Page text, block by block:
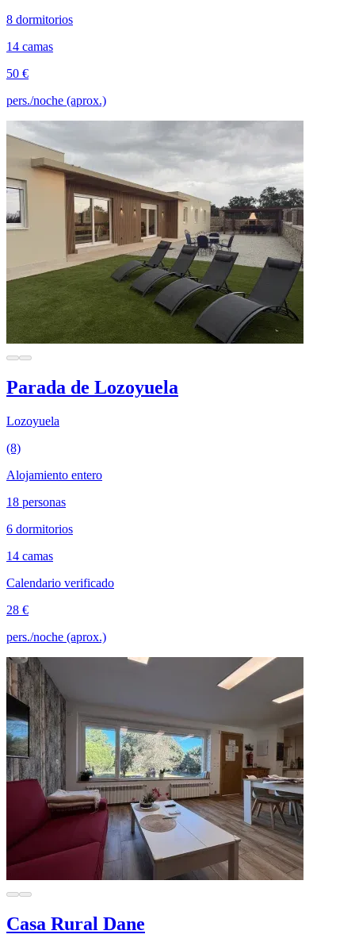
8 dormitorios
14 camas
50 €
pers./noche (aprox.)
Parada de Lozoyuela
Lozoyuela
(8)
Alojamiento entero
18 personas
6 dormitorios
14 camas
Calendario verificado
28 €
pers./noche (aprox.)
Casa Rural Dane